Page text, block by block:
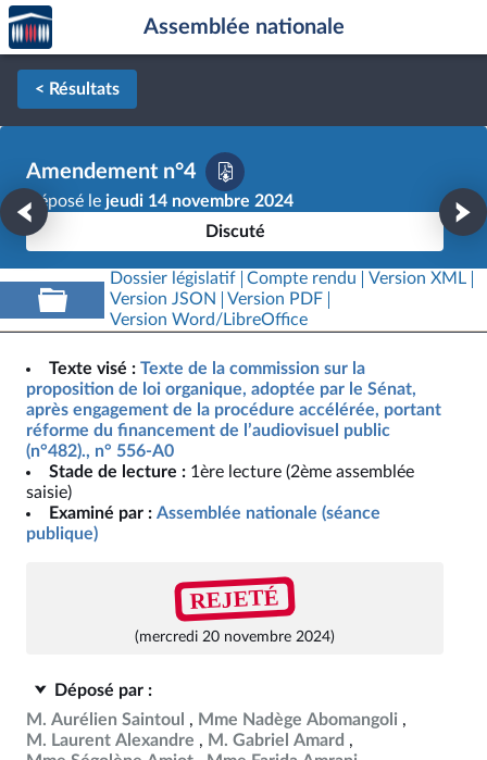
Aller au contenu
Aller en bas de la page
Accèder
à la
page
d'accueil
Assemblée nationale
< Résultats
Amendement n°4
Déposé le jeudi 14 novembre 2024
Discuté
Dossier législatif Compte rendu
Version XML
Version JSON
Version PDF
Version Word/LibreOffice
Texte visé : Texte de la commission sur la
proposition de loi organique, adoptée par le Sénat,
après engagement de la procédure accélérée, portant
réforme du financement de l’audiovisuel public
(n°482)., n° 556-A0
Stade de lecture : 1ère lecture (2ème assemblée
saisie)
Examiné par : Assemblée nationale (séance
publique)
REJETÉ
(mercredi 20 novembre 2024)
Déposé par :
M. Aurélien Saintoul
Mme Nadège Abomangoli
M. Laurent Alexandre
M. Gabriel Amard